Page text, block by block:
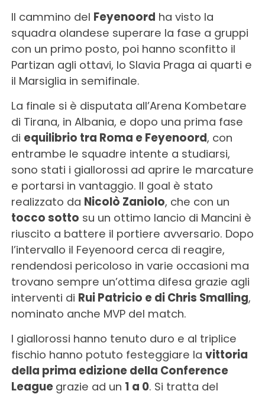
Il cammino del Feyenoord ha visto la
squadra olandese superare la fase a gruppi
con un primo posto, poi hanno sconfitto il
Partizan agli ottavi, lo Slavia Praga ai quarti e
il Marsiglia in semifinale.
La finale si è disputata all’Arena Kombetare
di Tirana, in Albania, e dopo una prima fase
di equilibrio tra Roma e Feyenoord, con
entrambe le squadre intente a studiarsi,
sono stati i giallorossi ad aprire le marcature
e portarsi in vantaggio. Il goal è stato
realizzato da Nicolò Zaniolo, che con un
tocco sotto su un ottimo lancio di Mancini è
riuscito a battere il portiere avversario. Dopo
l’intervallo il Feyenoord cerca di reagire,
rendendosi pericoloso in varie occasioni ma
trovano sempre un’ottima difesa grazie agli
interventi di Rui Patricio e di Chris Smalling,
nominato anche MVP del match.
I giallorossi hanno tenuto duro e al triplice
fischio hanno potuto festeggiare la vittoria
della prima edizione della Conference
League grazie ad un 1 a 0. Si tratta del